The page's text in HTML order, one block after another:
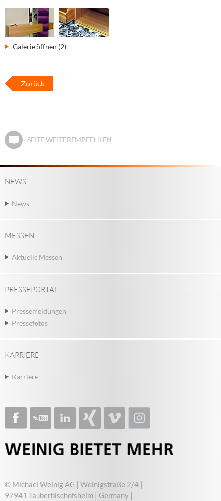
Galerie öffnen (2)
Zurück
SEITE WEITEREMPFEHLEN
NEWS
News
MESSEN
Aktuelle Messen
PRESSEPORTAL
Pressemeldungen
Pressefotos
KARRIERE
Karriere
© Michael Weinig AG | Weinigstraße 2/4 |
97941 Tauberbischofsheim | Germany |